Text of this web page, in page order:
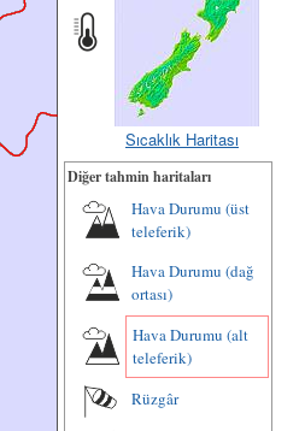
Sıcaklık Haritası
Diğer tahmin haritaları
Hava Durumu (üst
teleferik)
Hava Durumu (dağ
ortası)
Hava Durumu (alt
teleferik)
Rüzgâr